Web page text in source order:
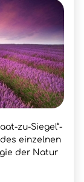
zu-Siegel“-
einzelnen
der Natur